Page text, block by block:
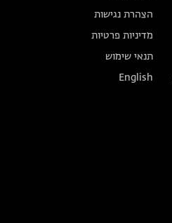
הצהרת נגישות
מדיניות פרטיות
תנאי שימוש
English